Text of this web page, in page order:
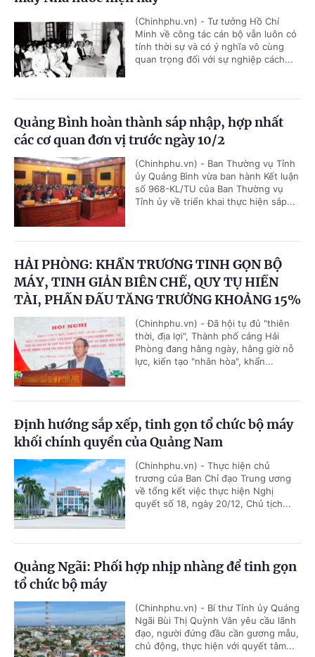
(Chinhphu.vn) - Tư tưởng Hồ Chí
Minh về công tác cán bộ vẫn luôn có
tính thời sự và có ý nghĩa vô cùng
quan trọng đối với sự nghiệp cách...
Quảng Bình hoàn thành sáp nhập, hợp nhất
các cơ quan đơn vị trước ngày 10/2
(Chinhphu.vn) - Ban Thường vụ Tỉnh
ủy Quảng Bình vừa ban hành Kết luận
số 968-KL/TU của Ban Thường vụ
Tỉnh ủy về triển khai thực hiện sắp...
HẢI PHÒNG: KHẨN TRƯƠNG TINH GỌN BỘ
MÁY, TINH GIẢN BIÊN CHẾ, QUY TỤ HIỀN
TÀI, PHẤN ĐẤU TĂNG TRƯỞNG KHOẢNG 15%
(Chinhphu.vn) - Đã hội tụ đủ "thiên
thời, địa lợi", Thành phố cảng Hải
Phòng đang hằng ngày, hằng giờ nỗ
lực, kiến tạo "nhân hòa", khẩn...
Định hướng sắp xếp, tinh gọn tổ chức bộ máy
khối chính quyền của Quảng Nam
(Chinhphu.vn) - Thực hiện chủ
trương của Ban Chỉ đạo Trung ương
về tổng kết việc thực hiện Nghị
quyết số 18, ngày 20/12, Chủ tịch...
Quảng Ngãi: Phối hợp nhịp nhàng để tinh gọn
tổ chức bộ máy
(Chinhphu.vn) - Bí thư Tỉnh ủy Quảng
Ngãi Bùi Thị Quỳnh Vân yêu cầu lãnh
đạo, người đứng đầu cần gương mẫu,
chủ động, thực hiện với quyết tâm...